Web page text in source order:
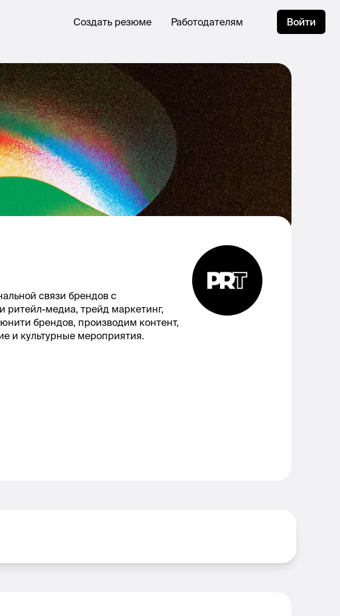
Создать резюме Работодателям Войти
связи брендов с
ритейл-медиа, трейд маркетинг,
брендов, производим контент,
и культурные мероприятия.